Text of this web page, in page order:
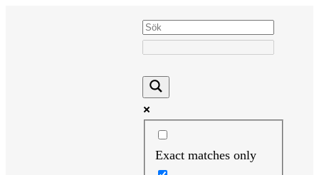
Exact matches only